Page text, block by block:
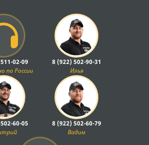
02-09
по России
8 (922) 502-90-31
Илья
60-05
8 (922) 502-60-79
Вадим